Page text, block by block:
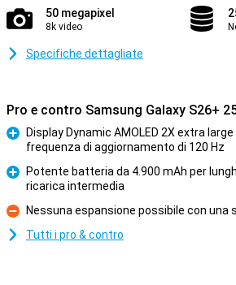
50 megapixel
8k video
Specifiche dettagliate
Pro e contro Samsung Galaxy S26+
Display Dynamic AMOLED 2X extra
frequenza di aggiornamento di 120 Hz
Potente batteria da 4.900 mAh per
ricarica intermedia
Contro
Nessuna espansione possibile con una
Tutti i pro & contro